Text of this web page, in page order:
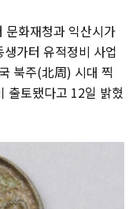
문화재청과 익산시가
가터 유적정비 사업
북주(北周) 시대 찍
출토됐다고 12일 밝혔